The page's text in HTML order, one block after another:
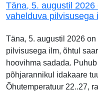
Täna, 5. augustil
vahelduva pilvisusega
Täna, 5. augustil 2026
pilvisusega ilm, õhtul
hoovihma sadada.
põhjarannikul idakaare
Õhutemperatuur 22..27,